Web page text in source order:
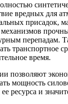
вредных для
присадок,
механизмов
перепадам.
транспортное
время.
позволяют
мощность
ресурса и